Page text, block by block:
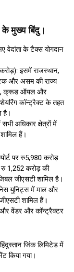
के मुख्य बिंदु।
वेदांता के टैक्स योगदान
इसमें राजस्थान,
और असम की राज्य
क्रूड ऑयल और
कॉन्ट्रैक्ट के तहत
है।
अधिकार क्षेत्रों में
हैं।
पर रु5,980 करोड़
1,252 करोड़ की
जीएसटी शामिल है।
युनिट्स में माल और
शामिल हैं।
और वेंडर और कॉन्ट्रैक्टर
जिंक लिमिटेड में
किया गया।